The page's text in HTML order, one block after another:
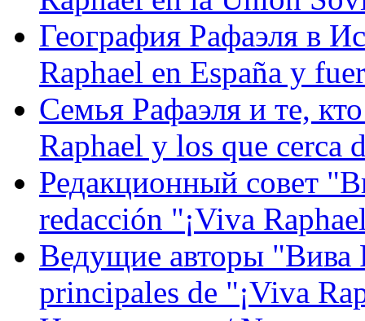
География Рафаэля в
Raphael en España y
Семья Рафаэля и те,
Raphael y los que cerca
Редакционный совет
redacción "¡Viva
Ведущие авторы "Вива
principales de "¡Viva